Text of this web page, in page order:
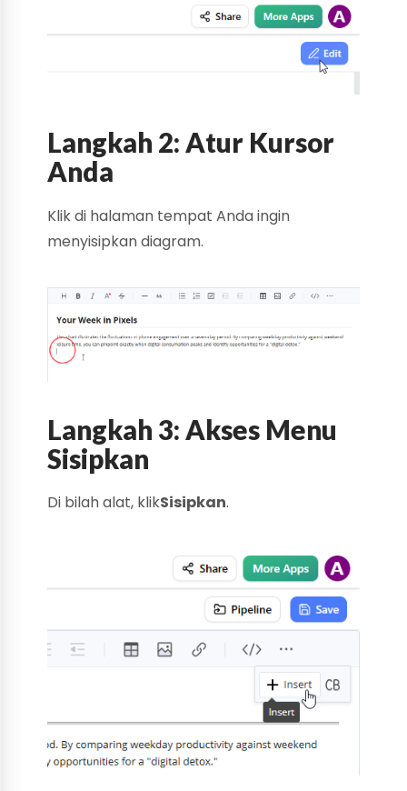
Langkah 2: Atur Kursor
Anda
Klik di halaman tempat Anda ingin
menyisipkan diagram.
Langkah 3: Akses Menu
Sisipkan
Di bilah alat, klikSisipkan.